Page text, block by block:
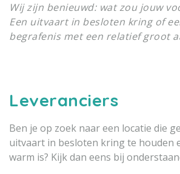
Wij zijn benieuwd: wat zou jouw
Een uitvaart in besloten kring of
begrafenis met een relatief groot
Leveranciers
Ben je op zoek naar een locatie die
uitvaart in besloten kring te houden
warm is? Kijk dan eens bij